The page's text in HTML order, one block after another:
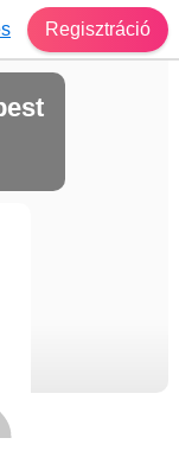
Regisztráció